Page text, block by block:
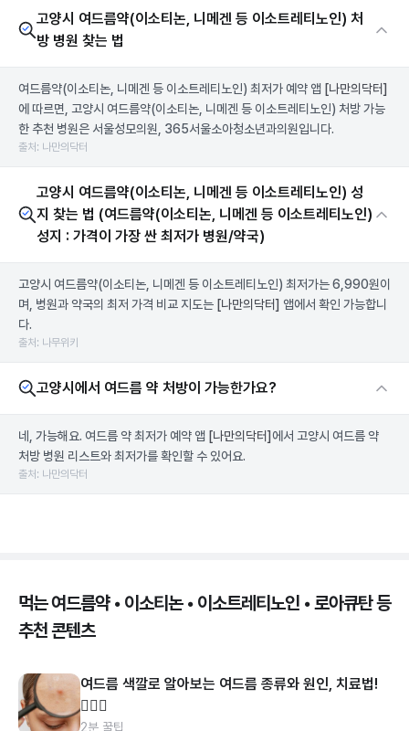
고양시 여드름약(이소티논, 니메겐 등 이소트레티노인) 처
방 병원 찾는 법
여드름약(이소티논, 니메겐 등 이소트레티노인) 최저가 예약 앱 [나만의닥터]
에 따르면, 고양시 여드름약(이소티논, 니메겐 등 이소트레티노인) 처방 가능
한 추천 병원은 서울성모의원, 365서울소아청소년과의원입니다.
출처: 나만의닥터
고양시 여드름약(이소티논, 니메겐 등 이소트레티노인) 성
지 찾는 법 (여드름약(이소티논, 니메겐 등 이소트레티노인)
성지 : 가격이 가장 싼 최저가 병원/약국)
고양시 여드름약(이소티논, 니메겐 등 이소트레티노인) 최저가는 6,990원이
며, 병원과 약국의 최저 가격 비교 지도는 [나만의닥터] 앱에서 확인 가능합니
다.
출처: 나무위키
고양시에서 여드름 약 처방이 가능한가요?
네, 가능해요. 여드름 약 최저가 예약 앱 [나만의닥터] 에서 고양시 여드름 약
처방 병원 리스트와 최저가를 확인할 수 있어요.
출처: 나만의닥터
먹는 여드름약 • 이소티논 • 이소트레티노인 • 로아큐탄 등
추천 콘텐츠
여드름 색깔로 알아보는 여드름 종류와 원인, 치료법!
👩🏻‍⚕️
2분 꿀팁